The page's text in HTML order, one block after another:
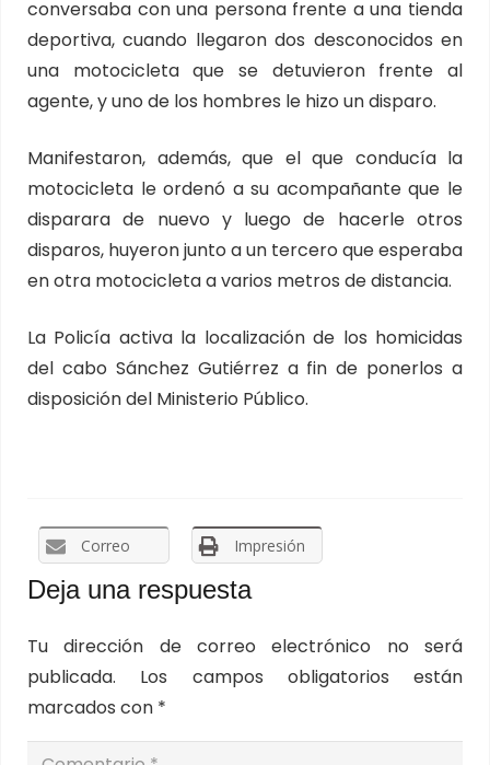
conversaba con una persona frente a una tienda
deportiva, cuando llegaron dos desconocidos en
una motocicleta que se detuvieron frente al
agente, y uno de los hombres le hizo un disparo.
Manifestaron, además, que el que conducía la
motocicleta le ordenó a su acompañante que le
disparara de nuevo y luego de hacerle otros
disparos, huyeron junto a un tercero que esperaba
en otra motocicleta a varios metros de distancia.
La Policía activa la localización de los homicidas
del cabo Sánchez Gutiérrez a fin de ponerlos a
disposición del Ministerio Público.
Correo Impresión
Deja una respuesta
Tu dirección de correo electrónico no será
publicada.
Los campos obligatorios están
marcados con *